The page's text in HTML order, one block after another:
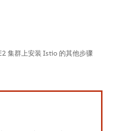
集群上安装 Istio 的其他步骤